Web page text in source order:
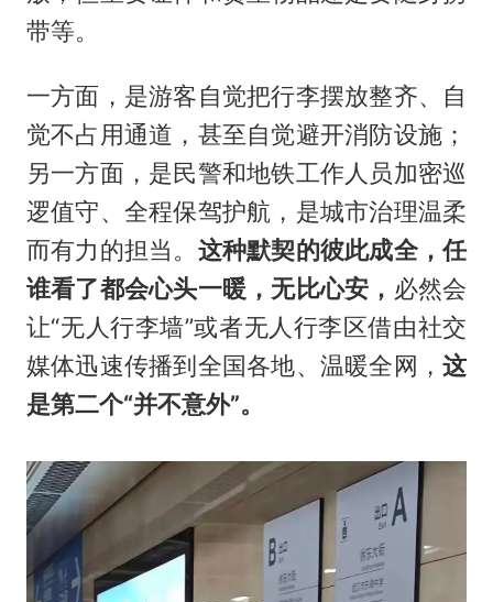
带等。
一方面，是游客自觉把行李摆放整齐、自
觉不占用通道，甚至自觉避开消防设施；
另一方面，是民警和地铁工作人员加密巡
逻值守、全程保驾护航，是城市治理温柔
而有力的担当。 这种默契的彼此成全，任
谁看了都会心头一暖，无比心安， 必然会
让“无人行李墙”或者无人行李区借由社交
媒体迅速传播到全国各地、温暖全网，这
是第二个“并不意外”。